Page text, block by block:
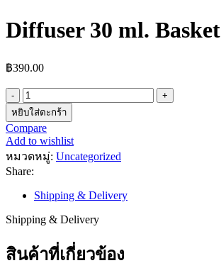
Diffuser 30 ml. Basket
฿390.00
จำนวน
Diffuser
30
ml.
Basket
หยิบใส่ตะกร้า
Compare
Add to wishlist
หมวดหมู่: Uncategorized
Share:
Shipping & Delivery
Shipping & Delivery
สินค้าที่เกี่ยวข้อง